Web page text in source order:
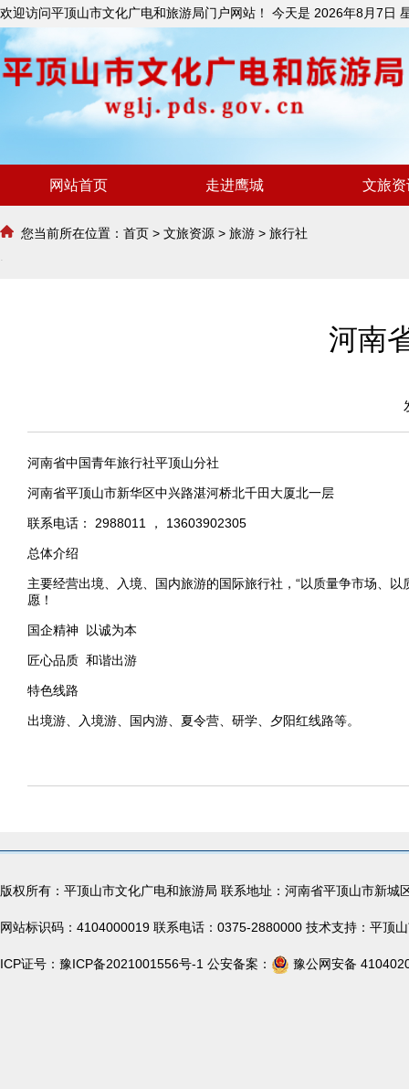
欢迎访问平顶山市文化广电和旅游局门户网站！ 今天是 2026年8月7日
网站首页 走进鹰城 文旅资
您当前所在位置： 首页 > 文旅资源 > 旅游 > 旅行社
河南
河南省中国青年旅行社平顶山分社
河南省平顶山市新华区中兴路湛河桥北千田大厦北一层
联系电话： 2988011 ， 13603902305
总体介绍
主要经营出境、入境、国内旅游的国际旅行社，“以质量争市场、
愿！
国企精神 以诚为本
匠心品质 和谐出游
特色线路
出境游、入境游、国内游、夏令营、研学、夕阳红线路等。
版权所有：平顶山市文化广电和旅游局 联系地址：河南省平顶山市新城
网站标识码：4104000019 联系电话：0375-2880000 技术支持：平顶
ICP证号： 豫ICP备2021001556号-1 公安备案： 豫公网安备